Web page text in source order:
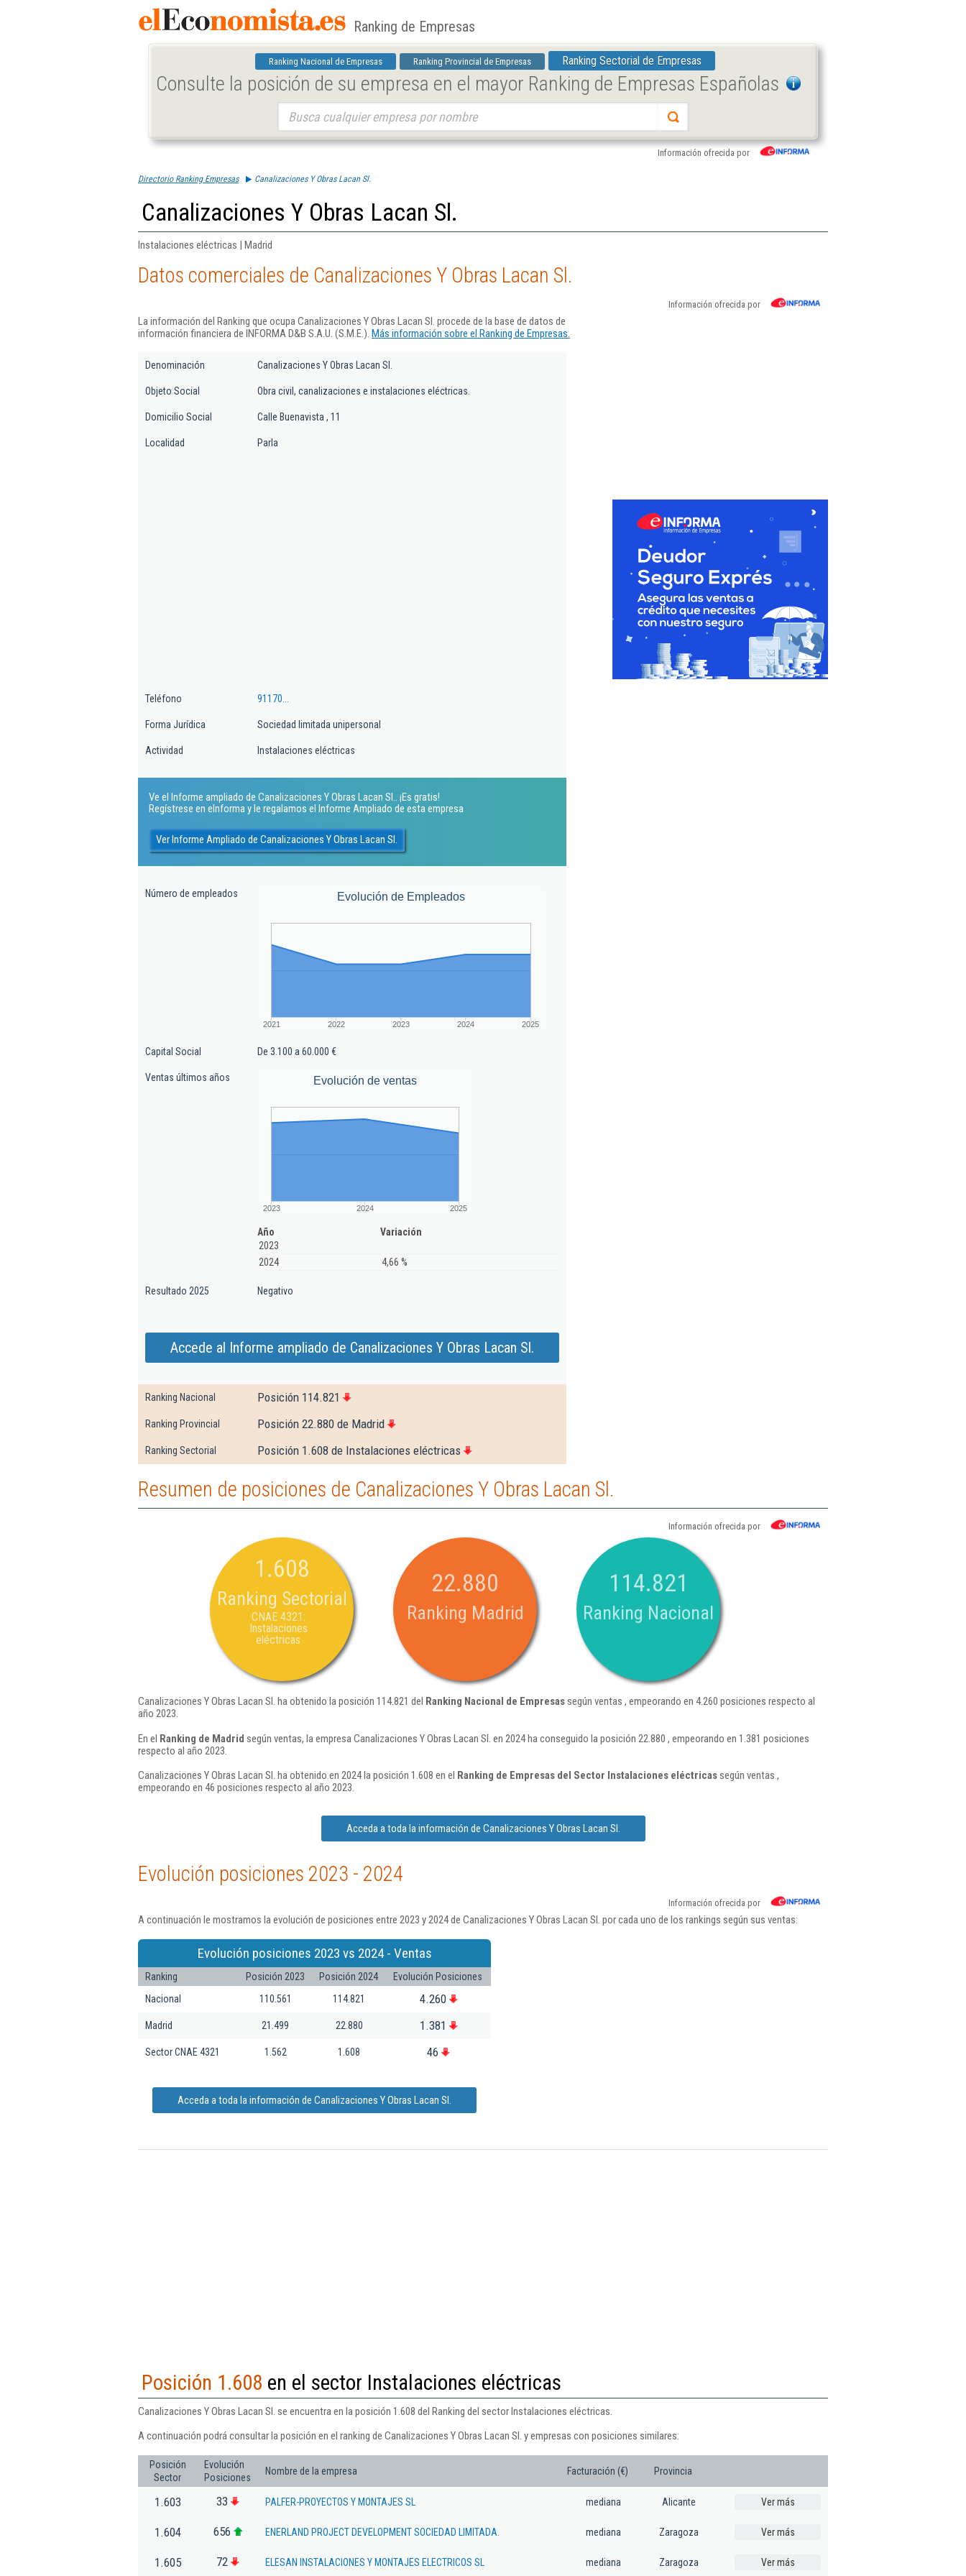
Ranking de Empresas
Ranking Nacional de Empresas Ranking Provincial de Empresas Ranking Sectorial de Empresas
Consulte la posición de su empresa en el mayor Ranking de Empresas Españolas
Información ofrecida por
Directorio Ranking Empresas Canalizaciones Y Obras Lacan Sl.
Canalizaciones Y Obras Lacan Sl.
Instalaciones eléctricas | Madrid
Datos comerciales de Canalizaciones Y Obras Lacan Sl.
Información ofrecida por
La información del Ranking que ocupa Canalizaciones Y Obras Lacan Sl. procede de la base de datos de
información financiera de INFORMA D&B S.A.U. (S.M.E.). Más información sobre el Ranking de Empresas.
Denominación Canalizaciones Y Obras Lacan Sl.
Objeto Social Obra civil, canalizaciones e instalaciones eléctricas.
Domicilio Social Calle Buenavista , 11
Localidad Parla
Teléfono 91170...
Forma Jurídica Sociedad limitada unipersonal
Actividad Instalaciones eléctricas
Ve el Informe ampliado de Canalizaciones Y Obras Lacan Sl.. ¡Es gratis!
Regístrese en eInforma y le regalamos el Informe Ampliado de esta empresa
Ver Informe Ampliado de Canalizaciones Y Obras Lacan Sl.
Número de empleados Evolución de Empleados
2021 2022 2023 2024 2025
Capital Social De 3.100 a 60.000 €
Ventas últimos años Evolución de ventas
2023 2024 2025
Año
Variación
2023
2024
4,66 %
Resultado 2025 Negativo
Accede al Informe ampliado de Canalizaciones Y Obras Lacan Sl.
Ranking Nacional Posición 114.821
Ranking Provincial Posición 22.880 de Madrid
Ranking Sectorial Posición 1.608 de Instalaciones eléctricas
Resumen de posiciones de Canalizaciones Y Obras Lacan Sl.
Información ofrecida por
1.608
Ranking Sectorial
CNAE 4321:
Instalaciones
eléctricas
22.880
Ranking Madrid
114.821
Ranking Nacional
Canalizaciones Y Obras Lacan Sl. ha obtenido la posición 114.821 del Ranking Nacional de Empresassegún ventas , empeorando en 4.260 posiciones respecto al
año 2023.
En el Ranking de Madrid según ventas, la empresa Canalizaciones Y Obras Lacan Sl. en 2024 ha conseguido la posición 22.880 , empeorando en 1.381 posiciones
respecto al año 2023.
Canalizaciones Y Obras Lacan Sl. ha obtenido en 2024 la posición 1.608 en el Ranking de Empresas del Sector Instalaciones eléctricassegún ventas ,
empeorando en 46 posiciones respecto al año 2023.
Acceda a toda la información de Canalizaciones Y Obras Lacan Sl.
Evolución posiciones 2023 - 2024
Información ofrecida por
A continuación le mostramos la evolución de posiciones entre 2023 y 2024 de Canalizaciones Y Obras Lacan Sl. por cada uno de los rankings según sus ventas:
Evolución posiciones 2023 vs 2024 - Ventas
Ranking Posición 2023 Posición 2024
Evolución Posiciones
Nacional
110.561 114.821 4.260
Madrid 21.499 22.880 1.381
Sector CNAE 4321 1.562 1.608 46
Acceda a toda la información de Canalizaciones Y Obras Lacan Sl.
Posición 1.608 en el sector Instalaciones eléctricas
Canalizaciones Y Obras Lacan Sl. se encuentra en la posición 1.608 del Ranking del sector Instalaciones eléctricas.
A continuación podrá consultar la posición en el ranking de Canalizaciones Y Obras Lacan Sl. y empresas con posiciones similares:
Posición
Sector
Evolución
Posiciones
Nombre de la empresa Facturación (€) Provincia
1.603 33 PALFER-PROYECTOS Y MONTAJES SL mediana Alicante Ver más
1.604 656 ENERLAND PROJECT DEVELOPMENT SOCIEDAD LIMITADA. mediana Zaragoza Ver más
1.605 72 ELESAN INSTALACIONES Y MONTAJES ELECTRICOS SL mediana Zaragoza Ver más